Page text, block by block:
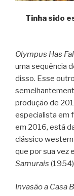
Tinha sido
Olympus Has
uma sequência
disso. Esse
produção de
especialista em
em 2016, está
clássico western
que por sua vez
Samurais
Invasão a Casa